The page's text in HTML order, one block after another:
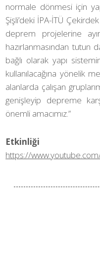
normale dönmesi için
Şişli’deki İPA-İTÜ
deprem projelerine
hazırlanmasından tutun
bağlı olarak yapı
kullanılacağına yönelik
alanlarda çalışan
genişleyip depreme
önemli amacımız.”
Etkinliği
https://